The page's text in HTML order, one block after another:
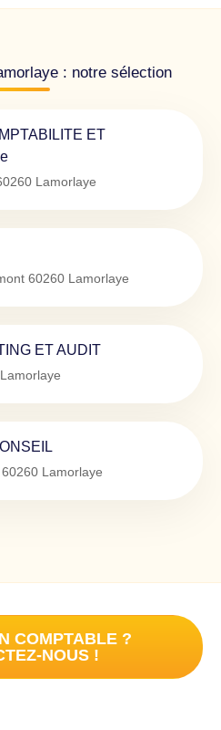
: notre sélection
ET
Lamorlaye
60260 Lamorlaye
ET AUDIT
Lamorlaye
60260 Lamorlaye
COMPTABLE ?
NOUS !